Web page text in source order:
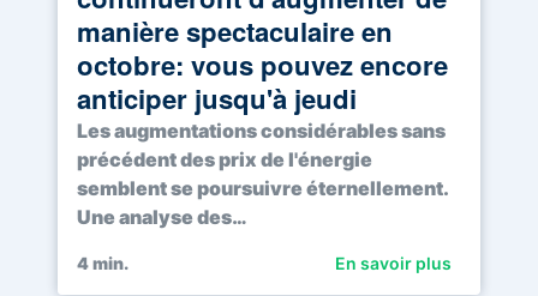
manière spectaculaire en
octobre: vous pouvez encore
anticiper jusqu'à jeudi
Les augmentations considérables sans
précédent des prix de l'énergie
semblent se poursuivre éternellement.
Une analyse des…
4min. En savoir plus